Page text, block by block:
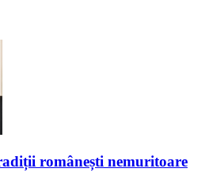
românești nemuritoare